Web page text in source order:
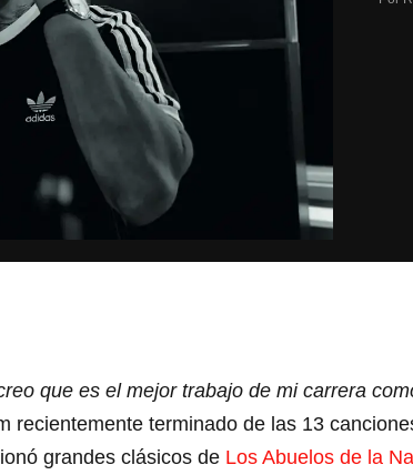
que es el mejor trabajo de mi carrera
recientemente terminado de las 13
grandes clásicos de Los Abuelos de la